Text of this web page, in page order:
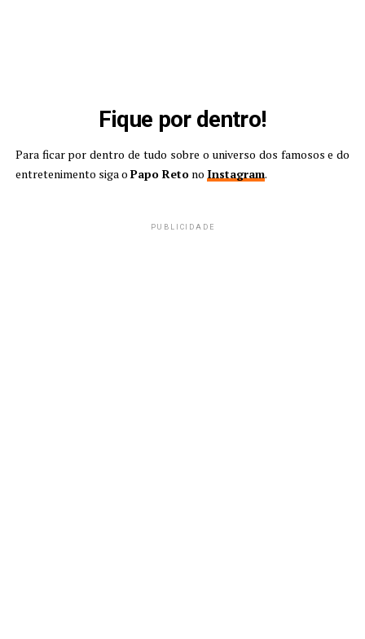
Fique por dentro!
Para ficar por dentro de tudo sobre o universo dos famosos e do
entretenimento siga o Papo Retono Instagram.
PUBLICIDADE